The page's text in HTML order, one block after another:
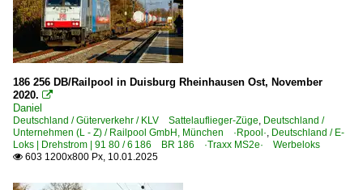
186 256 DB/Railpool in Duisburg Rheinhausen Ost, November
2020. 
Daniel
Deutschland / Güterverkehr / KLV Sattelauflieger-Züge, Deutschland /
Unternehmen (L - Z) / Railpool GmbH, München ·Rpool·, Deutschland / E-
Loks | Drehstrom | 91 80 / 6 186 BR 186 ·Traxx MS2e· Werbeloks
 603 1200x800 Px, 10.01.2025